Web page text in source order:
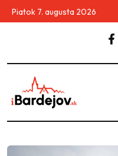
Piatok 7. augusta 2026